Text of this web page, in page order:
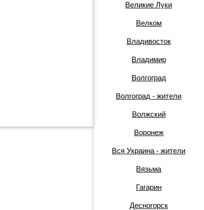
Великие Луки
Велком
Владивосток
Владимир
Волгоград
Волгоград - жители
Волжский
Воронеж
Вся Украина - жители
Вязьма
Гагарин
Десногорск